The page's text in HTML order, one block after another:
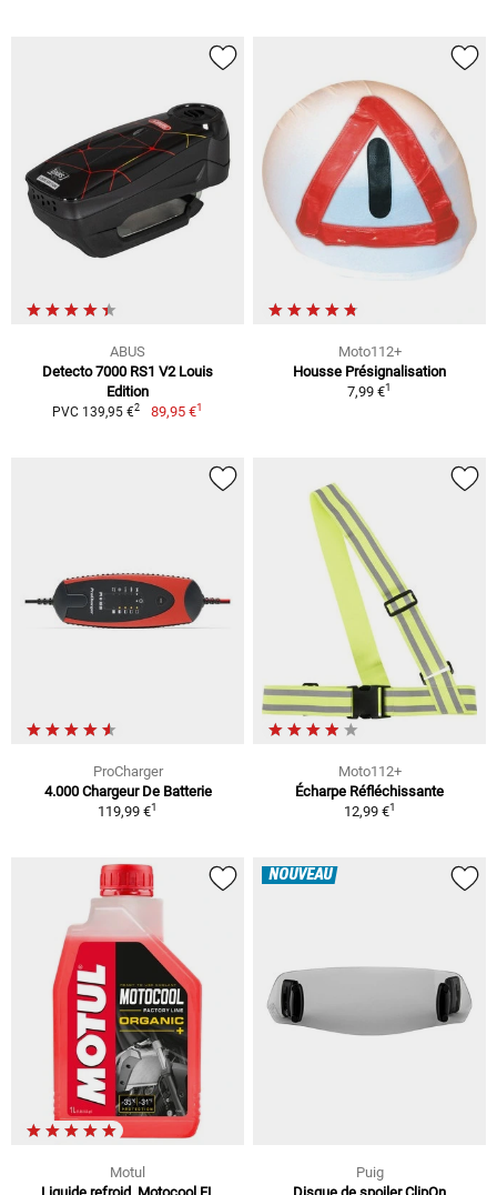
ABUS
Detecto 7000 RS1 V2 Louis
Edition
PVC 139,95 €2 89,95 €1
Moto112+
Housse Présignalisation
7,99 €1
ProCharger
4.000 Chargeur De Batterie
119,99 €1
Moto112+
Écharpe Réfléchissante
12,99 €1
Motul
NOUVEAU
Puig